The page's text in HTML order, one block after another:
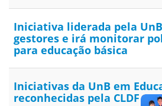
Iniciativa liderada pela
gestores e irá monitorar
para educação básica
Iniciativas da UnB em
reconhecidas pela CLDF